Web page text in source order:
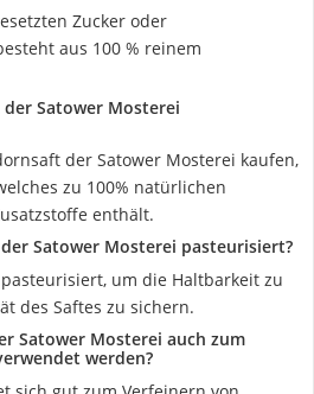
Zucker oder
aus 100 % reinem
‎Satower Mosterei
der ‎Satower Mosterei kaufen,
zu 100% natürlichen
enthält.
Satower Mosterei pasteurisiert?
um die Haltbarkeit zu
des Saftes zu sichern.
Satower Mosterei auch zum
werden?